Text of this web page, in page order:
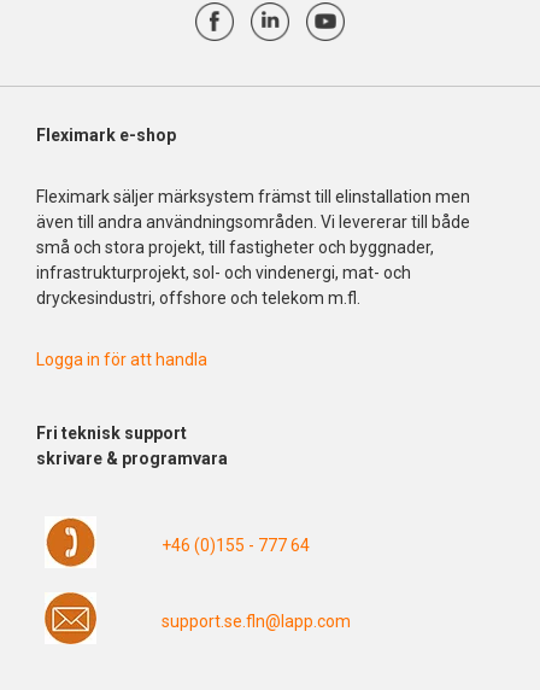
Fleximark e-shop
Fleximark säljer märksystem främst till elinstallation men
även till andra användningsområden. Vi levererar till både
små och stora projekt, till fastigheter och byggnader,
infrastrukturprojekt, sol- och vindenergi, mat- och
dryckesindustri, offshore och telekom m.fl.
Logga in för att handla
Fri teknisk support
skrivare & programvara
+46 (0)155 - 777 64
support.se.fln@lapp.com